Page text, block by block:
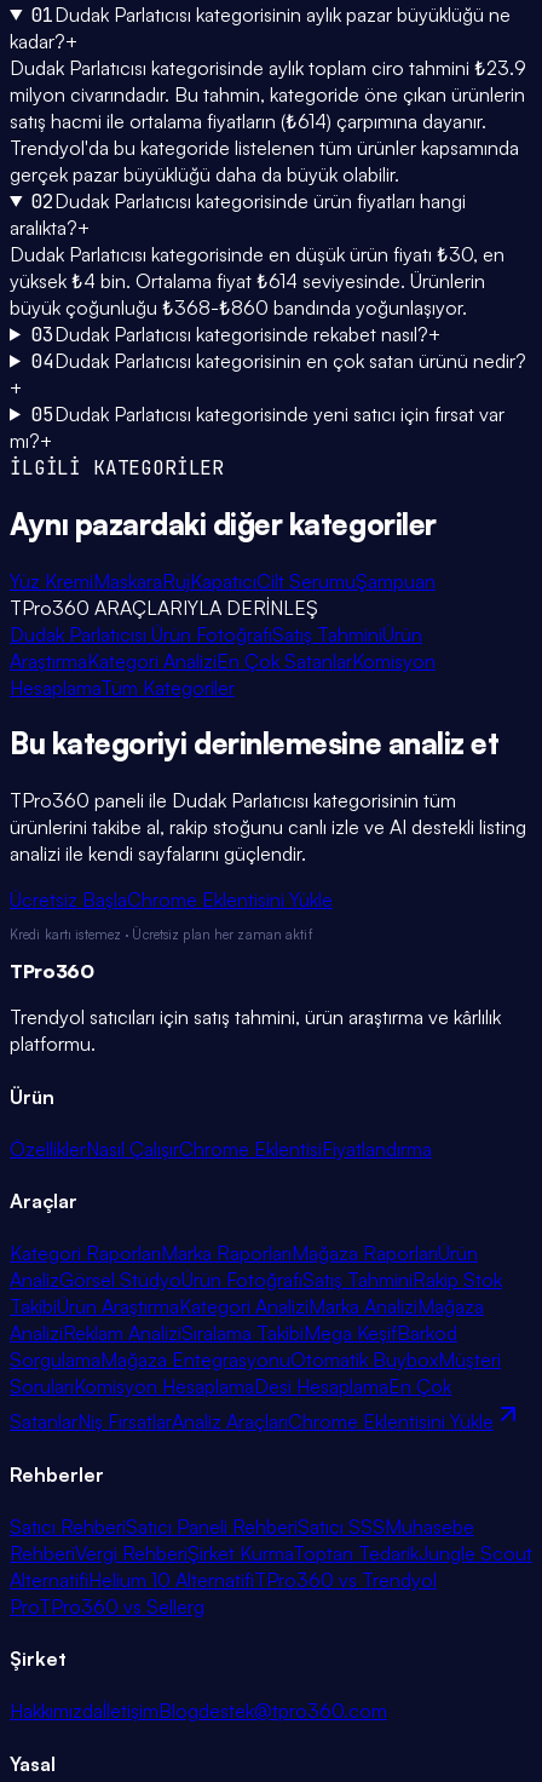
01Dudak Parlatıcısı kategorisinin aylık pazar büyüklüğü ne
kadar?+
Dudak Parlatıcısı kategorisinde aylık toplam ciro tahmini ₺23.9
milyon civarındadır. Bu tahmin, kategoride öne çıkan ürünlerin
satış hacmi ile ortalama fiyatların (₺614) çarpımına dayanır.
Trendyol'da bu kategoride listelenen tüm ürünler kapsamında
gerçek pazar büyüklüğü daha da büyük olabilir.
02Dudak Parlatıcısı kategorisinde ürün fiyatları hangi
aralıkta?+
Dudak Parlatıcısı kategorisinde en düşük ürün fiyatı ₺30, en
yüksek ₺4 bin. Ortalama fiyat ₺614 seviyesinde. Ürünlerin
büyük çoğunluğu ₺368-₺860 bandında yoğunlaşıyor.
03Dudak Parlatıcısı kategorisinde rekabet nasıl?+
04Dudak Parlatıcısı kategorisinin en çok satan ürünü nedir?
+
05Dudak Parlatıcısı kategorisinde yeni satıcı için fırsat var
mı?+
İLGİLİ KATEGORİLER
Aynı pazardaki diğer kategoriler
Yüz KremiMaskaraRujKapatıcıCilt SerumuŞampuan
TPro360 ARAÇLARIYLA DERİNLEŞ
Dudak Parlatıcısı Ürün FotoğrafıSatış TahminiÜrün
AraştırmaKategori AnaliziEn Çok SatanlarKomisyon
HesaplamaTüm Kategoriler
Bu kategoriyi derinlemesine analiz et
TPro360 paneli ile Dudak Parlatıcısı kategorisinin tüm
ürünlerini takibe al, rakip stoğunu canlı izle ve AI destekli listing
analizi ile kendi sayfalarını güçlendir.
Ücretsiz BaşlaChrome Eklentisini Yükle
Kredi kartı istemez · Ücretsiz plan her zaman aktif
TPro360
Trendyol satıcıları için satış tahmini, ürün araştırma ve kârlılık
platformu.
Ürün
ÖzelliklerNasıl ÇalışırChrome EklentisiFiyatlandırma
Araçlar
Kategori RaporlarıMarka RaporlarıMağaza RaporlarıÜrün
AnalizGörsel StüdyoÜrün FotoğrafıSatış TahminiRakip Stok
TakibiÜrün AraştırmaKategori AnaliziMarka AnaliziMağaza
AnaliziReklam AnaliziSıralama TakibiMega KeşifBarkod
SorgulamaMağaza EntegrasyonuOtomatik BuyboxMüşteri
SorularıKomisyon HesaplamaDesi HesaplamaEn Çok
SatanlarNiş FırsatlarAnaliz AraçlarıChrome Eklentisini Yükle
Rehberler
Satıcı RehberiSatıcı Paneli RehberiSatıcı SSSMuhasebe
RehberiVergi RehberiŞirket KurmaToptan TedarikJungle Scout
AlternatifiHelium 10 AlternatifiTPro360 vs Trendyol
ProTPro360 vs Sellerg
Şirket
HakkımızdaİletişimBlogdestek@tpro360.com
Yasal